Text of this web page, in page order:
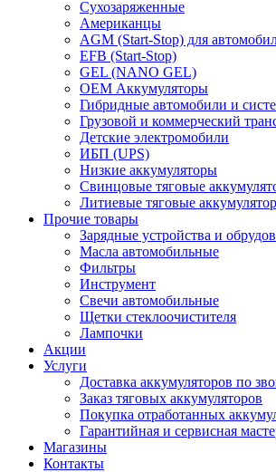
Сухозаряженные
Американцы
AGM (Start-Stop) для
EFB (Start-Stop)
GEL (NANO GEL)
OEM Аккумуляторы
Гибридные автомобили и
Грузовой и коммерческий
Детские электромобили
ИБП (UPS)
Низкие аккумуляторы
Свинцовые тяговые
Литиевые тяговые
Прочие товары
Зарядные устройства и
Масла автомобильные
Фильтры
Инструмент
Свечи автомобильные
Щетки стеклоочистителя
Лампочки
Акции
Услуги
Доставка аккумуляторов по
Заказ тяговых аккумуляторов
Покупка отработанных
Гарантийная и сервисная
Магазины
Контакты